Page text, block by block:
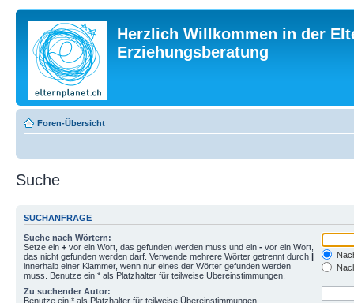
Herzlich Willkommen in der
Erziehungsberatung
Foren-Übersicht
Suche
SUCHANFRAGE
Suche nach Wörtern:
Setze ein + vor ein Wort, das gefunden werden muss und ein - vor ein Wort,
das nicht gefunden werden darf. Verwende mehrere Wörter getrennt durch |
innerhalb einer Klammer, wenn nur eines der Wörter gefunden werden
muss. Benutze ein * als Platzhalter für teilweise Übereinstimmungen.
Zu suchender Autor:
Benutze ein * als Platzhalter für teilweise Übereinstimmungen.